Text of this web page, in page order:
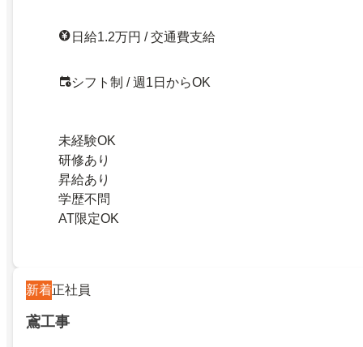
日給1.2万円 / 交通費支給
シフト制 / 週1日からOK
未経験OK
研修あり
昇給あり
学歴不問
AT限定OK
新着正社員
鳶工事